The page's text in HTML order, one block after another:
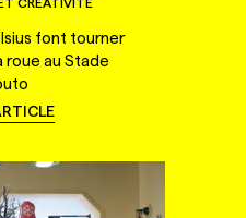
font tourner
roue au Stade